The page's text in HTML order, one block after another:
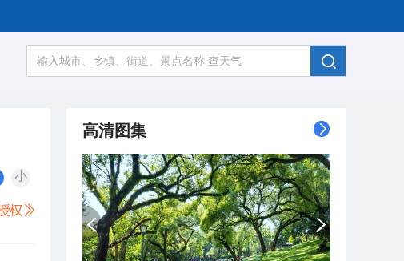
小
高清图集